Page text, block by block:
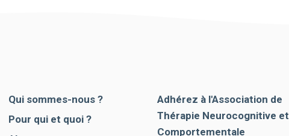
Qui sommes-nous ?
Pour qui et quoi ?
Adhérez à l'Association de
Thérapie Neurocognitive et
Comportementale